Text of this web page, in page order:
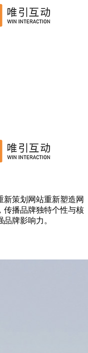
策划网站重新塑造网
传播品牌独特个性与核
牌影响力。